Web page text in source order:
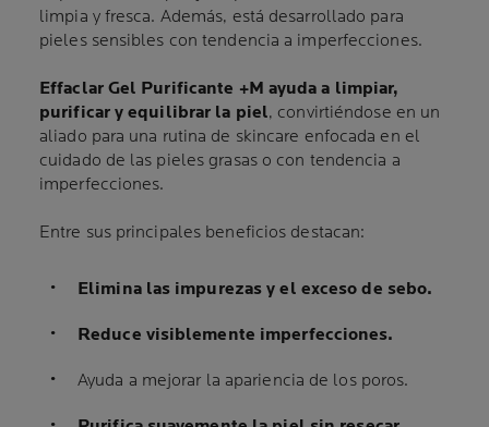
limpia y fresca. Además, está desarrollado para
pieles sensibles con tendencia a imperfecciones.
Effaclar Gel Purificante +M ayuda a limpiar,
purificar y equilibrar la piel, convirtiéndose en un
aliado para una rutina de skincare enfocada en el
cuidado de las pieles grasas o con tendencia a
imperfecciones.
Entre sus principales beneficios destacan:
Elimina las impurezas y el exceso de sebo.
Reduce visiblemente imperfecciones.
Ayuda a mejorar la apariencia de los poros.